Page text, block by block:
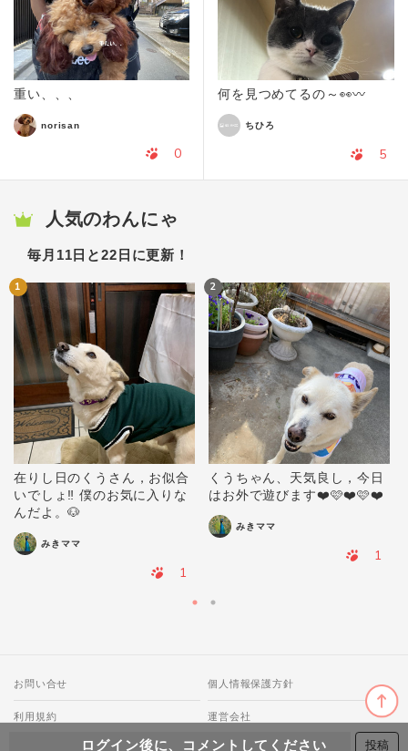
ログイン後に、コメントしてください
重い、、、
norisan
0
何を見つめてるの～👀〰
ちひろ
5
人気のわんにゃ
毎月11日と22日に更新！
1
在りし日のくうさん，お似合
いでしょ‼️ 僕のお気に入りな
んだよ。🐶
みきママ
1
2
くうちゃん、天気良し，今日
はお外で遊びます❤️🩷❤️🩷❤️
みきママ
1
お問い合せ 個人情報保護方針
利用規約 運営会社
© 2018-2026 わんにゃ All Rights Reserved.